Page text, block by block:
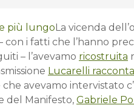
La vicenda
con i fatti che l’hanno
– l’avevamo ricostruita
Lucarelli racconta
avevamo intervistato
del Manifesto, Gabriele